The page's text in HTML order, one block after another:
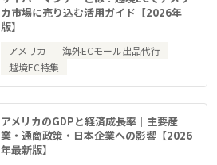
カ市場に売り込む活用ガイド【2026年
版】
アメリカ
海外ECモール出品代行
越境EC特集
アメリカのGDPと経済成長率｜主要産
業・通商政策・日本企業への影響【2026
年最新版】